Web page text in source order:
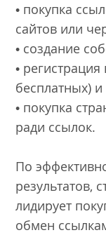
• покупка
сайтов или
• создание
•
бесплатных) и
• покупка
ради ссылок.
По
результатов,
лидирует
обмен